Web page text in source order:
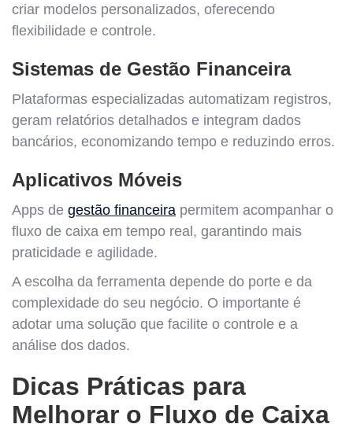
criar modelos personalizados, oferecendo
flexibilidade e controle.
Sistemas de Gestão Financeira
Plataformas especializadas automatizam registros,
geram relatórios detalhados e integram dados
bancários, economizando tempo e reduzindo erros.
Aplicativos Móveis
Apps de gestão financeira permitem acompanhar o
fluxo de caixa em tempo real, garantindo mais
praticidade e agilidade.
A escolha da ferramenta depende do porte e da
complexidade do seu negócio. O importante é
adotar uma solução que facilite o controle e a
análise dos dados.
Dicas Práticas para
Melhorar o Fluxo de Caixa